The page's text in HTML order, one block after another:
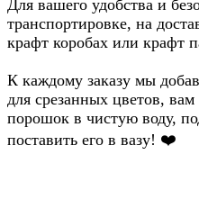
Для вашего удобства и
транспортировке, на
крафт коробах или крафт
К каждому заказу мы
для срезанных цветов, вам
порошок в чистую воду,
поставить его в вазу! ❤️